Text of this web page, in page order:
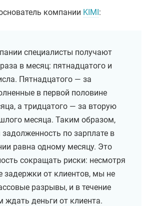
компании KIMI:
специалисты получают
в месяц: пятнадцатого и
Пятнадцатого — за
в первой половине
а тридцатого — за вторую
месяца. Таким образом,
задолженность по зарплате в
равна одному месяцу. Это
сокращать риски: несмотря
задержки от клиентов, мы не
разрывы, и в течение
деньги от клиента.